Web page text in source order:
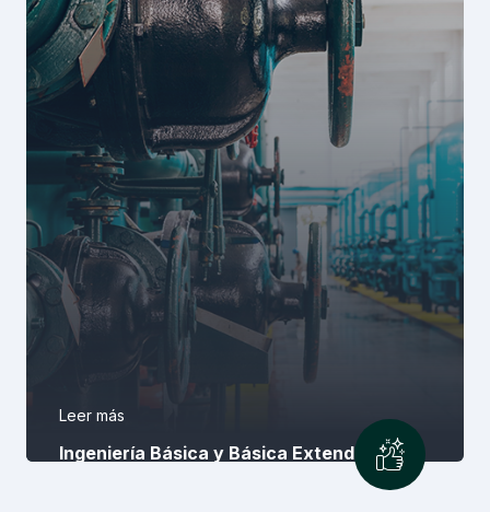
Ingeniería Básica y Básica Extendida
Leer más